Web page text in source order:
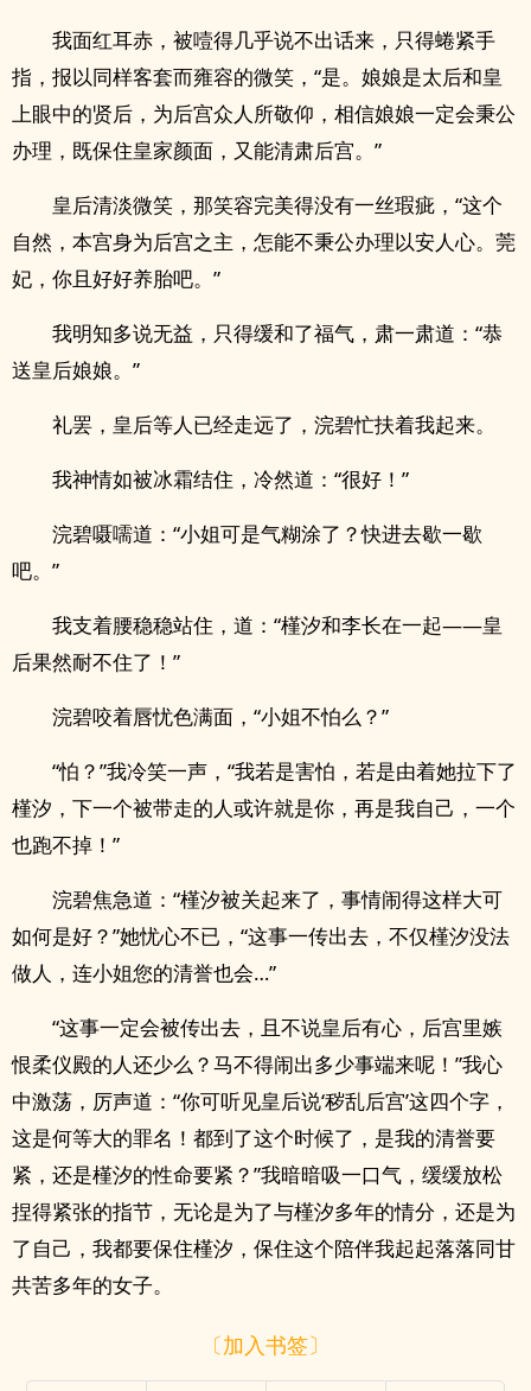
我面红耳赤，被噎得几乎说不出话来，只得蜷紧手
指，报以同样客套而雍容的微笑，“是。娘娘是太后和皇
上眼中的贤后，为后宫众人所敬仰，相信娘娘一定会秉公
办理，既保住皇家颜面，又能清肃后宫。”
皇后清淡微笑，那笑容完美得没有一丝瑕疵，“这个
自然，本宫身为后宫之主，怎能不秉公办理以安人心。莞
妃，你且好好养胎吧。”
我明知多说无益，只得缓和了福气，肃一肃道：“恭
送皇后娘娘。”
礼罢，皇后等人已经走远了，浣碧忙扶着我起来。
我神情如被冰霜结住，冷然道：“很好！”
浣碧嗫嚅道：“小姐可是气糊涂了？快进去歇一歇
吧。”
我支着腰稳稳站住，道：“槿汐和李长在一起——皇
后果然耐不住了！”
浣碧咬着唇忧色满面，“小姐不怕么？”
“怕？”我冷笑一声，“我若是害怕，若是由着她拉下了
槿汐，下一个被带走的人或许就是你，再是我自己，一个
也跑不掉！”
浣碧焦急道：“槿汐被关起来了，事情闹得这样大可
如何是好？”她忧心不已，“这事一传出去，不仅槿汐没法
做人，连小姐您的清誉也会…”
“这事一定会被传出去，且不说皇后有心，后宫里嫉
恨柔仪殿的人还少么？马不得闹出多少事端来呢！”我心
中激荡，厉声道：“你可听见皇后说‘秽乱后宫’这四个字，
这是何等大的罪名！都到了这个时候了，是我的清誉要
紧，还是槿汐的性命要紧？”我暗暗吸一口气，缓缓放松
捏得紧张的指节，无论是为了与槿汐多年的情分，还是为
了自己，我都要保住槿汐，保住这个陪伴我起起落落同甘
共苦多年的女子。
〔加入书签〕